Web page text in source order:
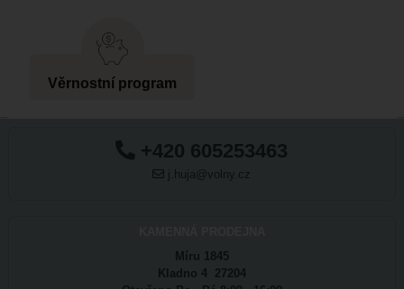
Věrnostní program
+420 605253463
j.huja@volny.cz
Míru 1845
Kladno 4 27204